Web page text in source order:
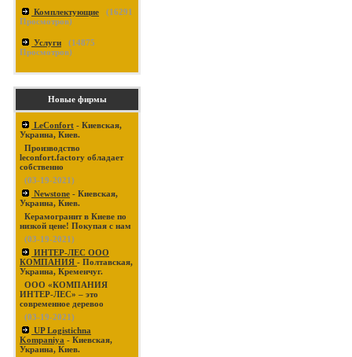
Комплектующие (16291
Просмотров)
Услуги (14875
Просмотров)
Новые фирмы
LeConfort - Киевская,
Украина, Киев.
Производство
leconfort.factory обладает
собственно
(03-19-2021)
Newstone - Киевская,
Украина, Киев.
Керамогранит в Киеве по
низкой цене! Покупая с нам
(03-19-2021)
ИНТЕР-ЛЕС ООО
КОМПАНИЯ - Полтавская,
Украина, Кременчуг.
ООО «КОМПАНИЯ
ИНТЕР-ЛЕС» – это
современное деревоо
(03-19-2021)
UP Logistichna
Kompaniya - Киевская,
Украина, Киев.